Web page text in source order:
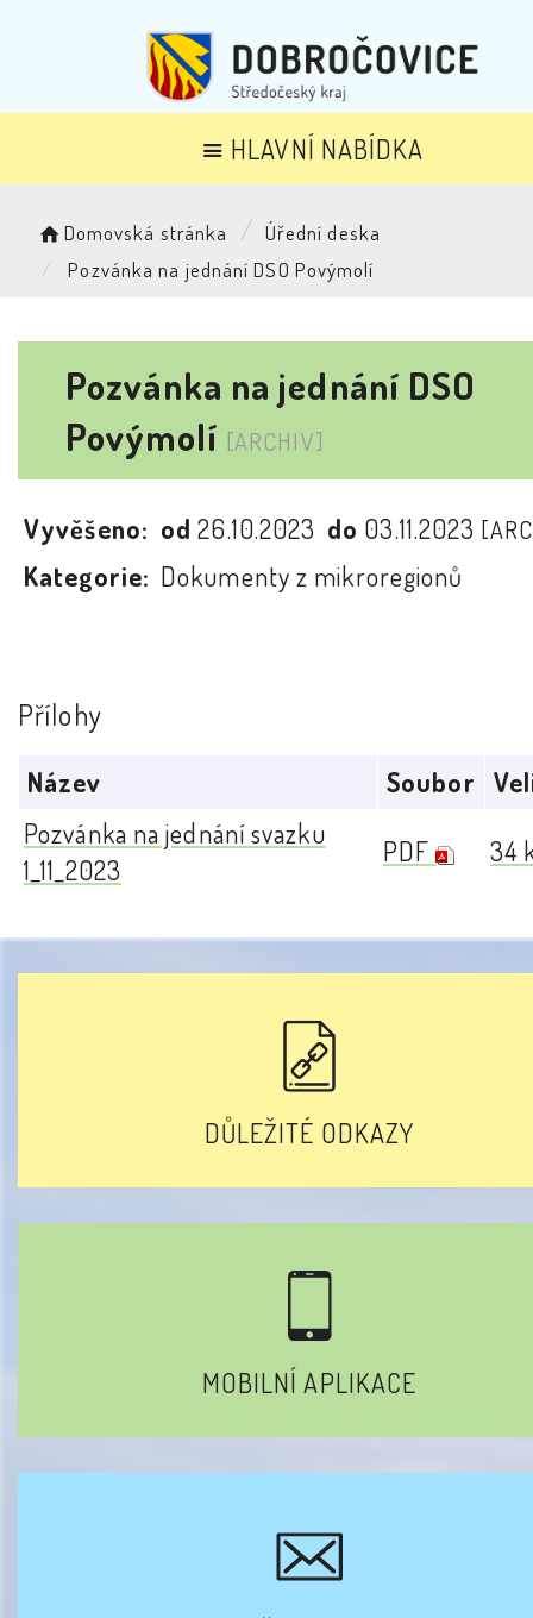
HLAVNÍ NABÍDKA
Domovská stránka
Úřední deska
Pozvánka na jednání DSO Povýmolí
Pozvánka na jednání DSO
Povýmolí [ARCHIV]
Vyvěšeno: od26.10.2023 do 03.11.2023
Kategorie: Dokumenty z mikroregionů
Přílohy
Název Soubor
Pozvánka na jednání svazku
1_11_2023
PDF 34
DŮLEŽITÉ ODKAZY
MOBILNÍ APLIKACE